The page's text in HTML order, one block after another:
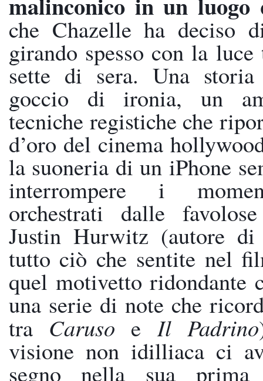
che Chazelle ha deciso
girando spesso con la
sette di sera. Una storia
goccio di ironia, un
tecniche registiche che
d’oro del cinema
la suoneria di un iPhone
interrompere i
orchestrati dalle
Justin Hurwitz (autore di
tutto ciò che sentite nel
quel motivetto ridondante
una serie di note che
tra Caruso e Il Padrino
visione non idilliaca ci